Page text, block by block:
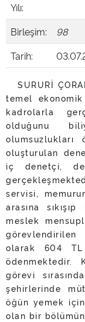
Yılı:
Birleşim:
98
Tarih:
SURURİ
temel ekonomik
kadrolarla
olduğunu
oluşturulan
iç denetçi,
servisi,
arasına
meslek
olarak 604
ödenmektedir.
görevi
şehirlerinde
öğün yemek
olan bir